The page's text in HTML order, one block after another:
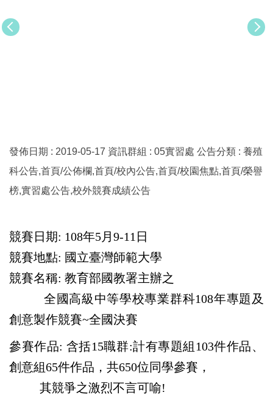
發佈日期 : 2019-05-17 資訊群組 : 05實習處 公告分類 : 養殖
科公告,首頁/公佈欄,首頁/校內公告,首頁/校園焦點,首頁/榮譽
榜,實習處公告,校外競賽成績公告
競賽日期: 108年5月9-11 日
競賽地點: 國立臺灣師範大學
競賽名稱: 教育部國教署主辦之
全國高級中等學校專業群科108年專題及
創意製作競賽~全國決賽
參賽作品: 含括15職群:計有專題組103件作品、
創意組65件作品，共650位同學參賽，
其競爭之激烈不言可喻!